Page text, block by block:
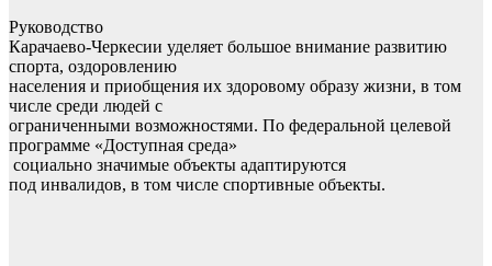
Руководство
Карачаево-Черкесии уделяет большое внимание развитию
спорта, оздоровлению
населения и приобщения их здоровому образу жизни, в том
числе среди людей с
ограниченными возможностями. По федеральной целевой
программе «Доступная среда»
социально значимые объекты адаптируются
под инвалидов, в том числе спортивные объекты.